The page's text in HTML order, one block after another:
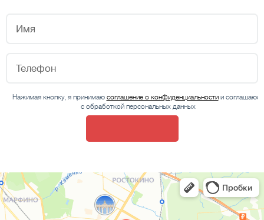
Нажимая кнопку, я принимаю соглашение о конфиденциальностии соглашаюсь
с обработкой персональных данных